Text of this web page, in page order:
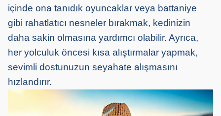
içinde ona tanıdık oyuncaklar veya battaniye
gibi rahatlatıcı nesneler bırakmak, kedinizin
daha sakin olmasına yardımcı olabilir. Ayrıca,
her yolculuk öncesi kısa alıştırmalar yapmak,
sevimli dostunuzun seyahate alışmasını
hızlandırır.